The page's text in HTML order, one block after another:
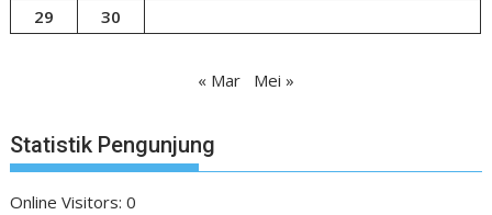
29
30
« Mar Mei »
Statistik Pengunjung
Online Visitors:0